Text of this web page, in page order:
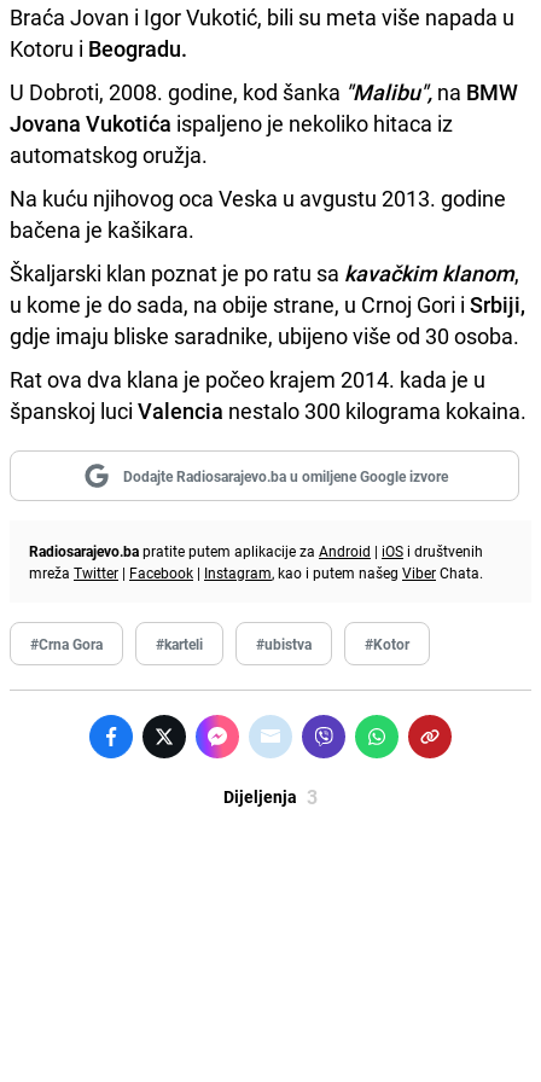
Braća Jovan i Igor Vukotić, bili su meta više napada u
Kotoru i Beogradu.
U Dobroti, 2008. godine, kod šanka "Malibu", na BMW
Jovana Vukotića ispaljeno je nekoliko hitaca iz
automatskog oružja.
Na kuću njihovog oca Veska u avgustu 2013. godine
bačena je kašikara.
Škaljarski klan poznat je po ratu sa kavačkim klanom,
u kome je do sada, na obije strane, u Crnoj Gori i Srbiji,
gdje imaju bliske saradnike, ubijeno više od 30 osoba.
Rat ova dva klana je počeo krajem 2014. kada je u
španskoj luci Valencia nestalo 300 kilograma kokaina.
Dodajte Radiosarajevo.ba u omiljene Google izvore
Radiosarajevo.bapratite putem aplikacije za Android | iOS i društvenih
mreža Twitter | Facebook | Instagram, kao i putem našeg ViberChata.
#Crna Gora #karteli #ubistva #Kotor
Dijeljenja 3